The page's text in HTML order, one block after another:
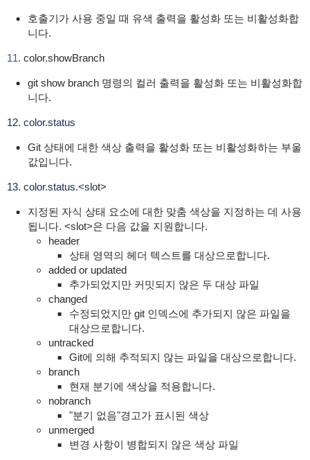
호출기가 사용 중일 때 유색 출력을 활성화 또는 비활성화합
니다.
11. color.showBranch
git show branch 명령의 컬러 출력을 활성화 또는 비활성화합
니다.
12. color.status
Git 상태에 대한 색상 출력을 활성화 또는 비활성화하는 부울
값입니다.
13. color.status.<slot>
지정된 자식 상태 요소에 대한 맞춤 색상을 지정하는 데 사용
됩니다. <slot>은 다음 값을 지원합니다.
header
상태 영역의 헤더 텍스트를 대상으로합니다.
added or updated
추가되었지만 커밋되지 않은 두 대상 파일
changed
수정되었지만 git 인덱스에 추가되지 않은 파일을
대상으로합니다.
untracked
Git에 의해 추적되지 않는 파일을 대상으로합니다.
branch
현재 분기에 색상을 적용합니다.
nobranch
"분기 없음"경고가 표시된 색상
unmerged
변경 사항이 병합되지 않은 색상 파일